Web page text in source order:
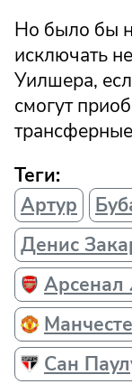
Но было бы
исключать
Уилшера,
смогут
Теги:
Артур
Денис
Арсенал
Сан